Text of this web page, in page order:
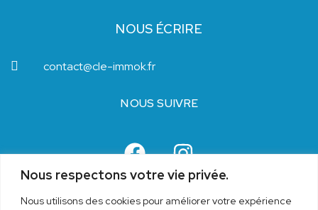
Nous respectons votre vie privée.
Nous utilisons des cookies pour améliorer votre expérience
NOUS ÉCRIRE
contact@cle-immok.fr
NOUS SUIVRE